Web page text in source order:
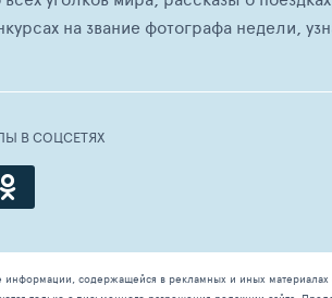
на звание фотографа недели,
В СОЦСЕТЯХ
содержащейся в рекламных и иных